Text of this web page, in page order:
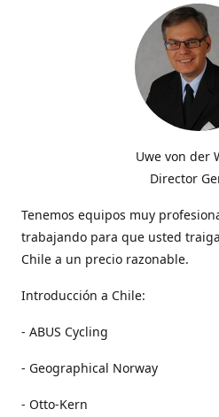
Uwe von der
Director
Tenemos equipos muy
trabajando para que usted
Chile a un precio razonable.
Introducción a Chile:
- ABUS Cycling
- Geographical Norway
- Otto-Kern